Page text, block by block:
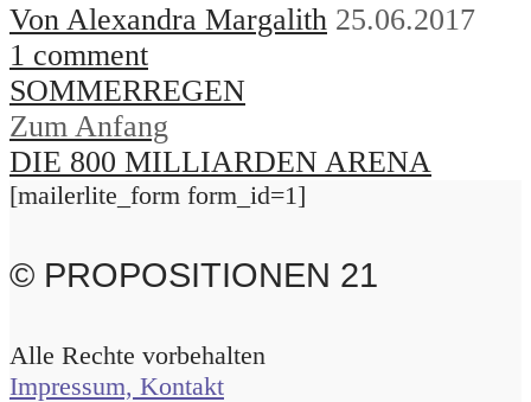
Von Alexandra Margalith 25.06.2017
1 comment
SOMMERREGEN
Zum Anfang
DIE 800 MILLIARDEN ARENA
[mailerlite_form form_id=1]
© PROPOSITIONEN 21
Alle Rechte vorbehalten
Impressum, Kontakt